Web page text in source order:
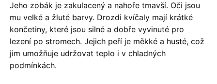
Jeho zobák je zakulacený a nahoře tmavší. Oči jsou
mu velké a žluté barvy. Drozdi kvíčaly mají krátké
končetiny, které jsou silné a dobře vyvinuté pro
lezení po stromech. Jejich peří je měkké a husté, což
jim umožňuje udržovat teplo i v chladných
podmínkách.